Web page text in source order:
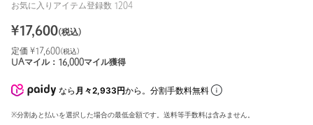
お気に入りアイテム登録数 1204
¥17,600(税込)
定価 ¥17,600(税込)
UAマイル： 16,000マイル獲得
なら 月々2,933円から。分割手数料無料
※分割あと払いを選択した場合の最低金額です。送料等手数料は含みません。